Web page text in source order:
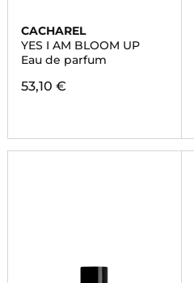
CACHAREL
YES I AM BLOOM UP
Eau de parfum
53,10 €